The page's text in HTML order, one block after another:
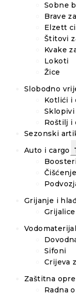
Sobne
Brave
Elzett
Štitovi
Kvake
Lokoti
Žice
Slobodno
Kotlići i
Roštilj i
Sezonski
Auto i cargo
Grijanje i
Grijalice
Vodomaterijal
Sifoni
Crijeva
Zaštitna
Radna